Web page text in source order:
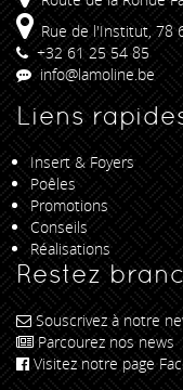
Rue de l'Institut, 78
+32 61 25 54 85
info@lamoline.be
Liens
Insert & Foyers
Poêles
Promotions
Conseils
Réalisations
Restez
Souscrivez à notre
Parcourez nos news
Visitez notre page